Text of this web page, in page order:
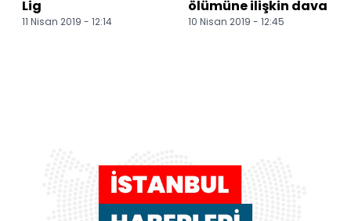
Lig
11 Nisan 2019 - 12:14
ölümüne ilişkin dava
10 Nisan 2019 - 12:45